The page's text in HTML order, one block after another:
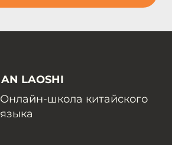
AN LAOSHI
Онлайн-школа китайского
языка